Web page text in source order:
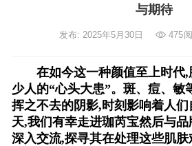
与期待
发布: 2025年5月30日 475
在如今这一种颜值至上时代
少人的“心头大患”。斑、痘、敏
挥之不去的阴影,时刻影响着人
天,我们有幸走进珈芮宝然后与
深入交流,探寻其在处理这些肌